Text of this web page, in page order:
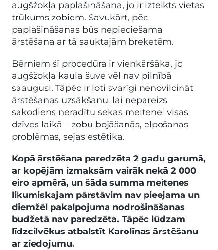
augšžokļa paplašināšana, jo ir izteikts vietas
trūkums zobiem. Savukārt, pēc
paplašināšanas būs nepieciešama
ārstēšana ar tā sauktajām breketēm.
Bērniem šī procedūra ir vienkāršāka, jo
augšžokļa kaula šuve vēl nav pilnībā
saaugusi. Tāpēc ir ļoti svarīgi nenovilcināt
ārstēšanas uzsākšanu, lai nepareizs
sakodiens neradītu sekas meitenei visas
dzīves laikā – zobu bojāšanās, elpošanas
problēmas, sejas estētika.
Kopā ārstēšana paredzēta 2 gadu garumā,
ar kopējām izmaksām vairāk nekā 2 000
eiro apmērā, un šāda summa meitenes
likumiskajam pārstāvim nav pieejama un
diemžēl pakalpojuma nodrošināšanas
budžetā nav paredzēta. Tāpēc lūdzam
līdzcilvēkus atbalstīt Karolīnas ārstēšanu
ar ziedojumu.